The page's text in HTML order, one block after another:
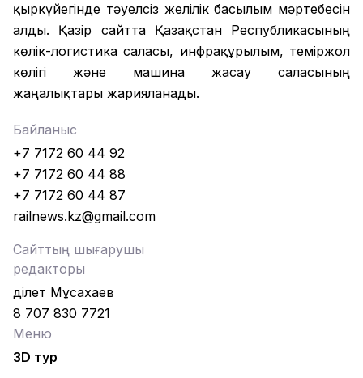
қыркүйегінде тәуелсіз желілік басылым мәртебесін
алды. Қазір сайтта Қазақстан Республикасының
көлік-логистика саласы, инфрақұрылым, теміржол
көлігі және машина жасау саласының
жаңалықтары жарияланады.
Байланыс
+7 7172 60 44 92
+7 7172 60 44 88
+7 7172 60 44 87
railnews.kz@gmail.com
Сайттың шығарушы
редакторы
Әділет Мұсахаев
8 707 830 7721
Меню
3D тур